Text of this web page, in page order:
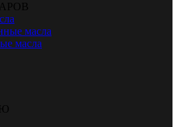
масла
масла